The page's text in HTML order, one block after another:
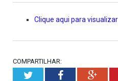
Clique aqui para visualizar
COMPARTILHAR:
TwitterFacebook